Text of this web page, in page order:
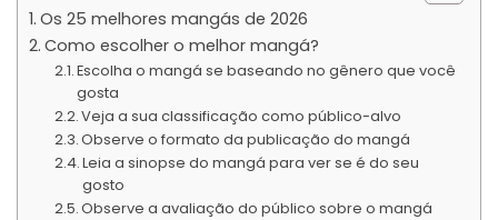
Os 25 melhores mangás de 2026
Como escolher o melhor mangá?
Escolha o mangá se baseando no gênero que você
gosta
Veja a sua classificação como público-alvo
Observe o formato da publicação do mangá
Leia a sinopse do mangá para ver se é do seu
gosto
Observe a avaliação do público sobre o mangá